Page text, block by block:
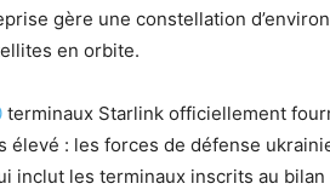
gère une constellation
en orbite.
terminaux Starlink officiellement
élevé : les forces de défense
inclut les terminaux inscrits au